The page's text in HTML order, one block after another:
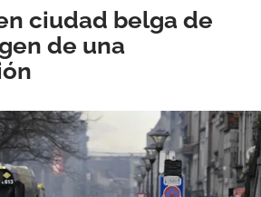
ciudad belga de
de una